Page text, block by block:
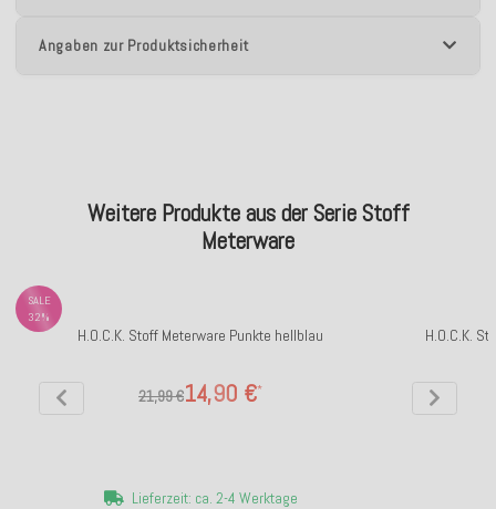
Angaben zur Produktsicherheit
Weitere Produkte aus der Serie Stoff
Meterware
SALE
32%
H.O.C.K. Stoff Meterware Punkte hellblau
14,90 €*
21,99 €
Lieferzeit: ca. 2-4 Werktage
H.O.C.K.